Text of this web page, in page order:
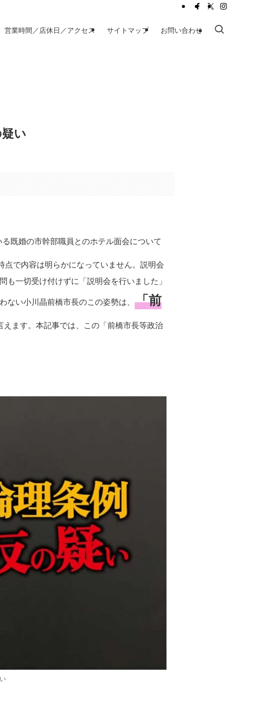
営業時間／店休日／アクセス サイトマップ お問い合わせ
い
既婚の市幹部職員とのホテル面会について
点で内容は明らかになっていません。説明会
一切受け付けずに「説明会を行いました」
い小川晶前橋市長のこの姿勢は、 「前
えます。本記事では、この「前橋市長等政治